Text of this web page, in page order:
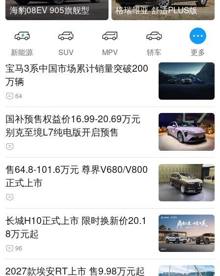
海豹08EV 905旗舰型 格瑞维亚 舒适PLUS版
新能源 SUV MPV 轿车 更多
宝马3系中国市场累计销量突破200
万辆
64
国补预售权益价16.99-20.69万元
别克至境L7纯电版开启预售
售64.8-101.6万元 尊界V680/V800
正式上市
长城H10正式上市 限时换新价20.1
8万元起
96
2027款埃安RT上市 售9.98万元起